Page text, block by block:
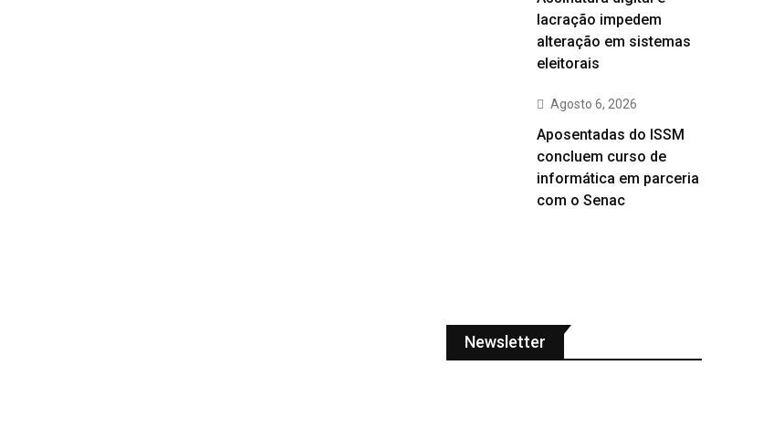
lacração impedem
alteração em sistemas
eleitorais
Agosto 6, 2026
Aposentadas do ISSM
concluem curso de
informática em parceria
com o Senac
Newsletter